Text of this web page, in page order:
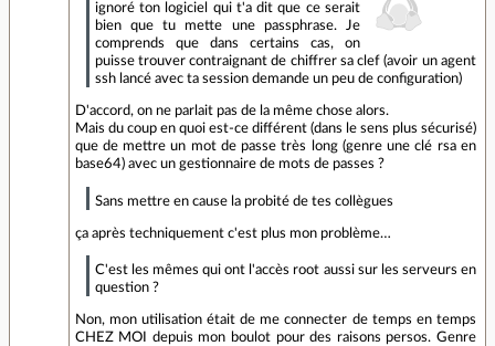
ignoré ton logiciel qui t'a dit que ce serait
bien que tu mette une passphrase. Je
comprends que dans certains cas, on
puisse trouver contraignant de chiffrer sa clef (avoir un agent
ssh lancé avec ta session demande un peu de configuration)
D'accord, on ne parlait pas de la même chose alors.
Mais du coup en quoi est-ce différent (dans le sens plus sécurisé)
que de mettre un mot de passe très long (genre une clé rsa en
base64) avec un gestionnaire de mots de passes ?
Sans mettre en cause la probité de tes collègues
ça après techniquement c'est plus mon problème…
C'est les mêmes qui ont l'accès root aussi sur les serveurs en
question ?
Non, mon utilisation était de me connecter de temps en temps
CHEZ MOI depuis mon boulot pour des raisons persos. Genre